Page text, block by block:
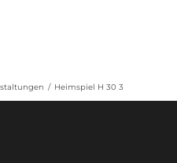
/ Heimspiel H 30 3